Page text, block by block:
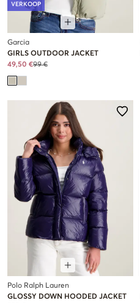
VERKOOP
Garcia
GIRLS OUTDOOR JACKET
49,50 €99 €
Polo Ralph Lauren
GLOSSY DOWN HOODED JACKET